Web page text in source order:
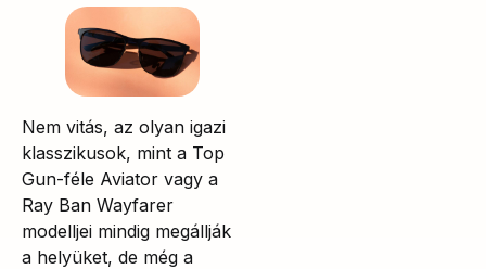
Nem vitás, az olyan igazi
klasszikusok, mint a Top
Gun-féle Aviator vagy a
Ray Ban Wayfarer
modelljei mindig megállják
a helyüket, de még a